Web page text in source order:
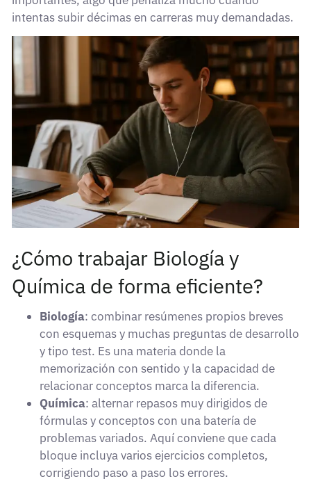
intentas subir décimas en carreras muy demandadas.
¿Cómo trabajar Biología y
Química de forma eficiente?
Biología: combinar resúmenes propios breves
con esquemas y muchas preguntas de desarrollo
y tipo test. Es una materia donde la
memorización con sentido y la capacidad de
relacionar conceptos marca la diferencia.
Química: alternar repasos muy dirigidos de
fórmulas y conceptos con una batería de
problemas variados. Aquí conviene que cada
bloque incluya varios ejercicios completos,
corrigiendo paso a paso los errores.